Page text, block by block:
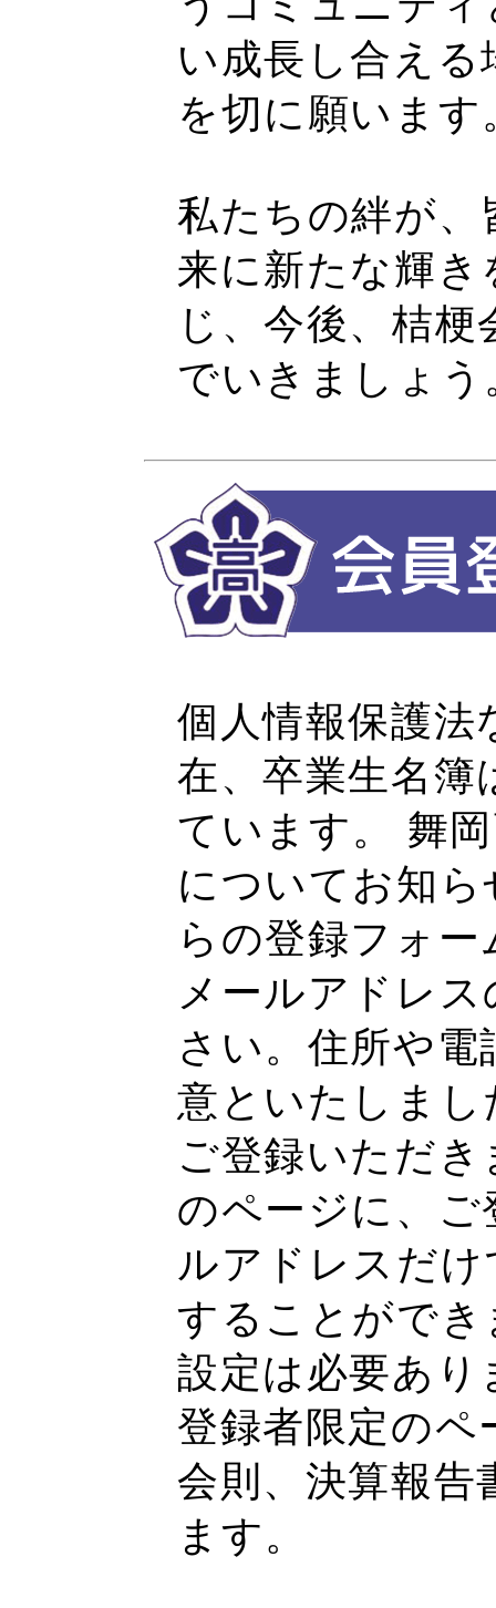
い成長し合え
を切に願います
私たちの絆が
来に新たな輝
じ、今後、桔
でいきましょう
個人情報保護法
在、卒業生名簿
ています。 舞
についてお知
らの登録フォ
メールアドレ
さい。住所や
意といたしまし
ご登録いただ
のページに、
ルアドレスだ
することがで
設定は必要あり
登録者限定のペ
会則、決算報告
ます。